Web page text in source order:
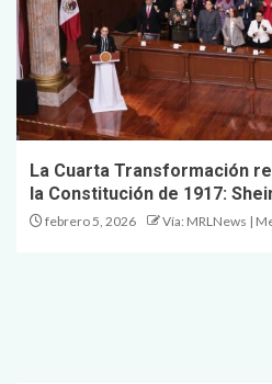
La Cuarta Transformación
la Constitución de 1917:
febrero 5, 2026 Vía: MRLNews |